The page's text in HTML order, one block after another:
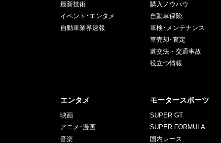
最新技術
イベント･エンタメ
自動車業界速報
購入ノウハウ
自動車保険
車検･メンテナンス
車売却･査定
道交法・交通事故
役立つ情報
エンタメ
映画
アニメ･漫画
音楽
モータースポーツ
SUPER GT
SUPER FORMULA
国内レース